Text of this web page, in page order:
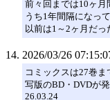
前々回までは10ヶ
うち1年間隔になっ
以前は1～2ヶ月だっ
2026/03/26
コミックスは27巻
写版のBD・DVDが発
26.03.24